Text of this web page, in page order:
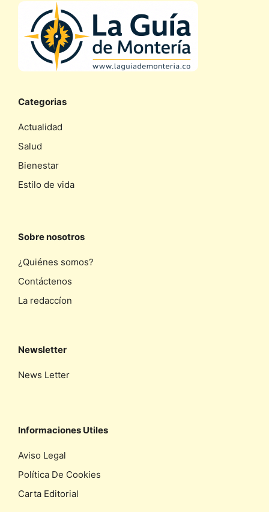
Categorias
Actualidad
Salud
Bienestar
Estilo de vida
Sobre nosotros
¿Quiénes somos?
Contáctenos
La redaccíon
Newsletter
News Letter
Informaciones Utiles
Aviso Legal
Política De Cookies
Carta Editorial